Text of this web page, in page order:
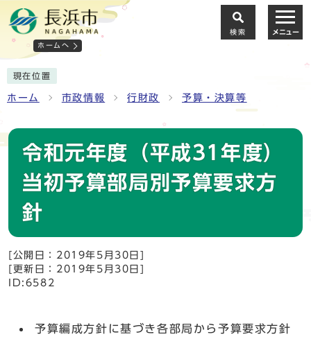
ホームへ
検索 メニュー
現在位置
ホーム 市政情報 行財政 予算・決算等
令和元年度（平成31年度）
当初予算部局別予算要求方
針
[公開日：2019年5月30日]
[更新日：2019年5月30日]
ID:6582
予算編成方針に基づき各部局から予算要求方針